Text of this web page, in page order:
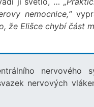
nemocnice,“
že Elišce chybí část
nervového
nervových